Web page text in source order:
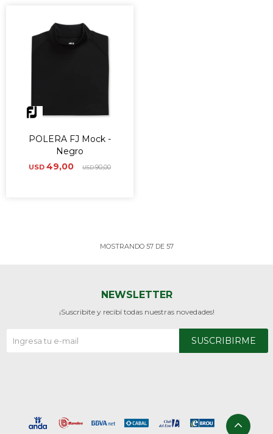
POLERA FJ Mock -
Negro
USD 49,00 USD90,00
MOSTRANDO 57DE 57
NEWSLETTER
¡Suscribite y recibí todas nuestras novedades!
SUSCRIBIRME